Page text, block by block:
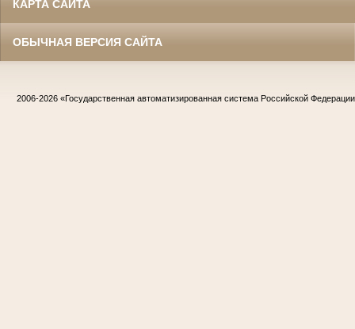
КАРТА САЙТА
ОБЫЧНАЯ ВЕРСИЯ САЙТА
2006-2026 «Государственная автоматизированная система Российской